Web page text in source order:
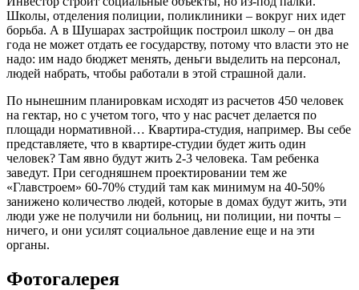
Школы, отделения полиции, поликлиники – вокруг них идет
борьба. А в Шушарах застройщик построил школу – он два
года не может отдать ее государству, потому что власти это не
надо: им надо бюджет менять, деньги выделить на персонал,
людей набрать, чтобы работали в этой страшной дали.
По нынешним планировкам исходят из расчетов 450 человек
на гектар, но с учетом того, что у нас расчет делается по
площади нормативной… Квартира-студия, например. Вы себе
представляете, что в квартире-студии будет жить один
человек? Там явно будут жить 2-3 человека. Там ребенка
заведут. При сегодняшнем проектировании тем же
«Главстроем» 60-70% студий там как минимум на 40-50%
занижено количество людей, которые в домах будут жить, эти
люди уже не получили ни больниц, ни полиции, ни почты –
ничего, и они усилят социальное давление еще и на эти
органы.
Фотогалерея